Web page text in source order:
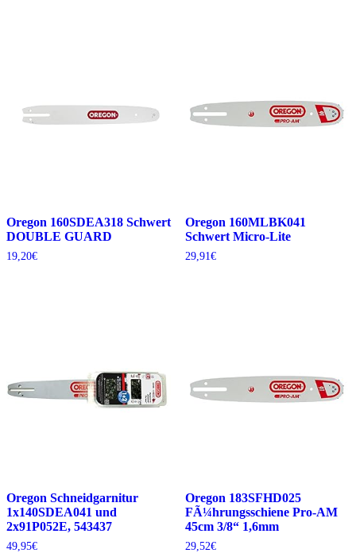
Oregon 160SDEA318 Schwert
DOUBLE GUARD
19,20€
Oregon 160MLBK041
Schwert Micro-Lite
29,91€
Oregon Schneidgarnitur
1x140SDEA041 und
2x91P052E, 543437
49,95€
Oregon 183SFHD025
FÃ¼hrungsschiene Pro-AM
45cm 3/8“ 1,6mm
29,52€